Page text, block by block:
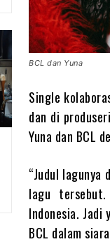
BCL dan Yuna
Single
dan di
Yuna dan BCL
“Judul
lagu
Indonesia. Jadi
BCL dalam